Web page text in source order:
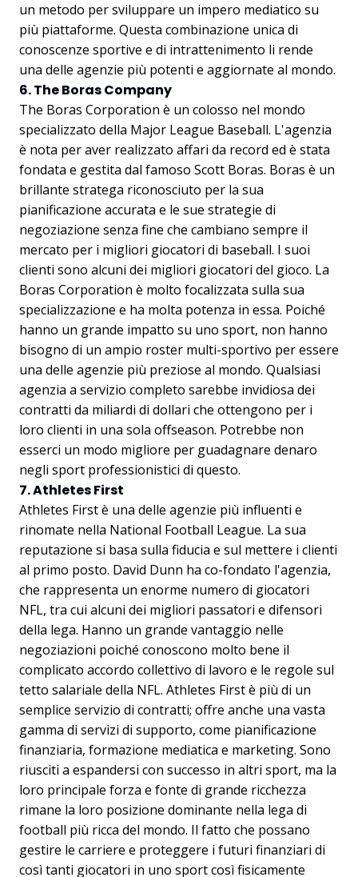
un metodo per sviluppare un impero mediatico su
più piattaforme. Questa combinazione unica di
conoscenze sportive e di intrattenimento li rende
una delle agenzie più potenti e aggiornate al mondo.
6. The Boras Company
The Boras Corporation è un colosso nel mondo
specializzato della Major League Baseball. L'agenzia
è nota per aver realizzato affari da record ed è stata
fondata e gestita dal famoso Scott Boras. Boras è un
brillante stratega riconosciuto per la sua
pianificazione accurata e le sue strategie di
negoziazione senza fine che cambiano sempre il
mercato per i migliori giocatori di baseball. I suoi
clienti sono alcuni dei migliori giocatori del gioco. La
Boras Corporation è molto focalizzata sulla sua
specializzazione e ha molta potenza in essa. Poiché
hanno un grande impatto su uno sport, non hanno
bisogno di un ampio roster multi-sportivo per essere
una delle agenzie più preziose al mondo. Qualsiasi
agenzia a servizio completo sarebbe invidiosa dei
contratti da miliardi di dollari che ottengono per i
loro clienti in una sola offseason. Potrebbe non
esserci un modo migliore per guadagnare denaro
negli sport professionistici di questo.
7. Athletes First
Athletes First è una delle agenzie più influenti e
rinomate nella National Football League. La sua
reputazione si basa sulla fiducia e sul mettere i clienti
al primo posto. David Dunn ha co-fondato l'agenzia,
che rappresenta un enorme numero di giocatori
NFL, tra cui alcuni dei migliori passatori e difensori
della lega. Hanno un grande vantaggio nelle
negoziazioni poiché conoscono molto bene il
complicato accordo collettivo di lavoro e le regole sul
tetto salariale della NFL. Athletes First è più di un
semplice servizio di contratti; offre anche una vasta
gamma di servizi di supporto, come pianificazione
finanziaria, formazione mediatica e marketing. Sono
riusciti a espandersi con successo in altri sport, ma la
loro principale forza e fonte di grande ricchezza
rimane la loro posizione dominante nella lega di
football più ricca del mondo. Il fatto che possano
gestire le carriere e proteggere i futuri finanziari di
così tanti giocatori in uno sport così fisicamente